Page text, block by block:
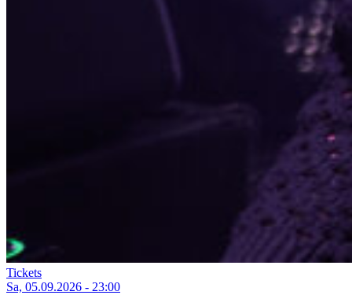
Tickets
Sa, 05.09.2026 - 23:00